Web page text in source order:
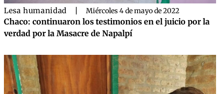
Lesa humanidad Miércoles 4 de mayo de 2022
Chaco: continuaron los testimonios en el juicio por la
verdad por la Masacre de Napalpí